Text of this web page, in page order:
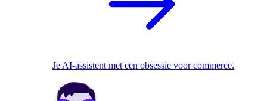
Je AI-assistent met een obsessie voor commerce.